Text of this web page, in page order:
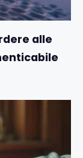
alle